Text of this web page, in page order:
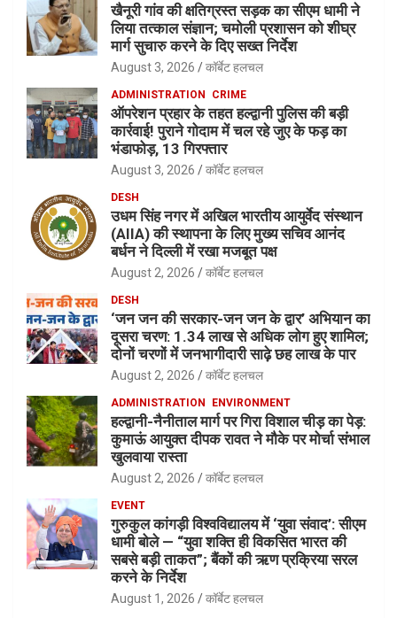
खैनूरी गांव की क्षतिग्रस्त सड़क का सीएम धामी ने
लिया तत्काल संज्ञान; चमोली प्रशासन को शीघ्र
मार्ग सुचारु करने के दिए सख्त निर्देश
August 3, 2026 कॉर्बेट हलचल
ADMINISTRATION CRIME
ऑपरेशन प्रहार के तहत हल्द्वानी पुलिस की बड़ी
कार्रवाई! पुराने गोदाम में चल रहे जुए के फड़ का
भंडाफोड़, 13 गिरफ्तार
August 3, 2026 कॉर्बेट हलचल
DESH
उधम सिंह नगर में अखिल भारतीय आयुर्वेद संस्थान
(AIIA) की स्थापना के लिए मुख्य सचिव आनंद
बर्धन ने दिल्ली में रखा मजबूत पक्ष
August 2, 2026 कॉर्बेट हलचल
DESH
‘जन जन की सरकार-जन जन के द्वार’ अभियान का
दूसरा चरण: 1.34 लाख से अधिक लोग हुए शामिल;
दोनों चरणों में जनभागीदारी साढ़े छह लाख के पार
August 2, 2026 कॉर्बेट हलचल
ADMINISTRATION ENVIRONMENT
हल्द्वानी-नैनीताल मार्ग पर गिरा विशाल चीड़ का पेड़:
कुमाऊं आयुक्त दीपक रावत ने मौके पर मोर्चा संभाल
खुलवाया रास्ता
August 2, 2026 कॉर्बेट हलचल
EVENT
गुरुकुल कांगड़ी विश्वविद्यालय में ‘युवा संवाद’: सीएम
धामी बोले — “युवा शक्ति ही विकसित भारत की
सबसे बड़ी ताकत”; बैंकों की ऋण प्रक्रिया सरल
करने के निर्देश
August 1, 2026 कॉर्बेट हलचल